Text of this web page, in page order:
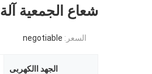
شعاع الجمعية آلة 1800mm Web Height
السعر: negotiable
الجهد االكهربى